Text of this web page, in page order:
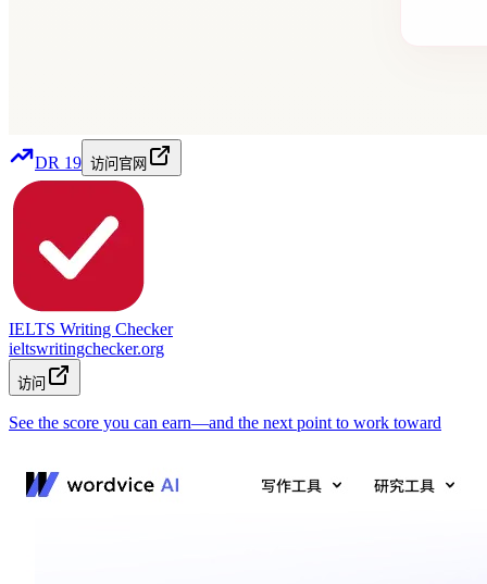
DR 19 访问官网
IELTS Writing Checker
ieltswritingchecker.org
访问
See the score you can earn—and the next point to work toward